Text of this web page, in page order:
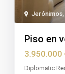
Jerónimos
Piso en
3.950.000
Diplomatic